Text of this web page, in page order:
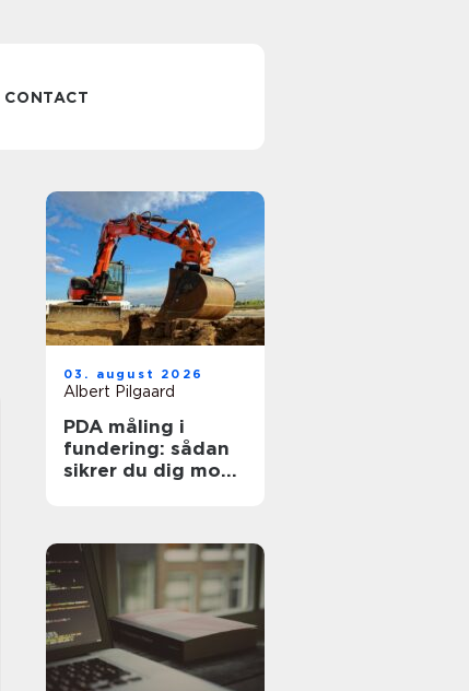
CONTACT
03. august 2026
Albert Pilgaard
PDA måling i
fundering: sådan
sikrer du dig mod